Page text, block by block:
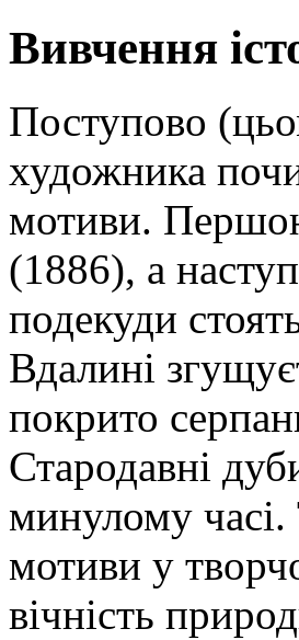
Вивчення
Поступово
художника
мотиви.
(1886), а
подекуди
Вдалині
покрито
Стародавні
минулому часі.
мотиви у
вічність